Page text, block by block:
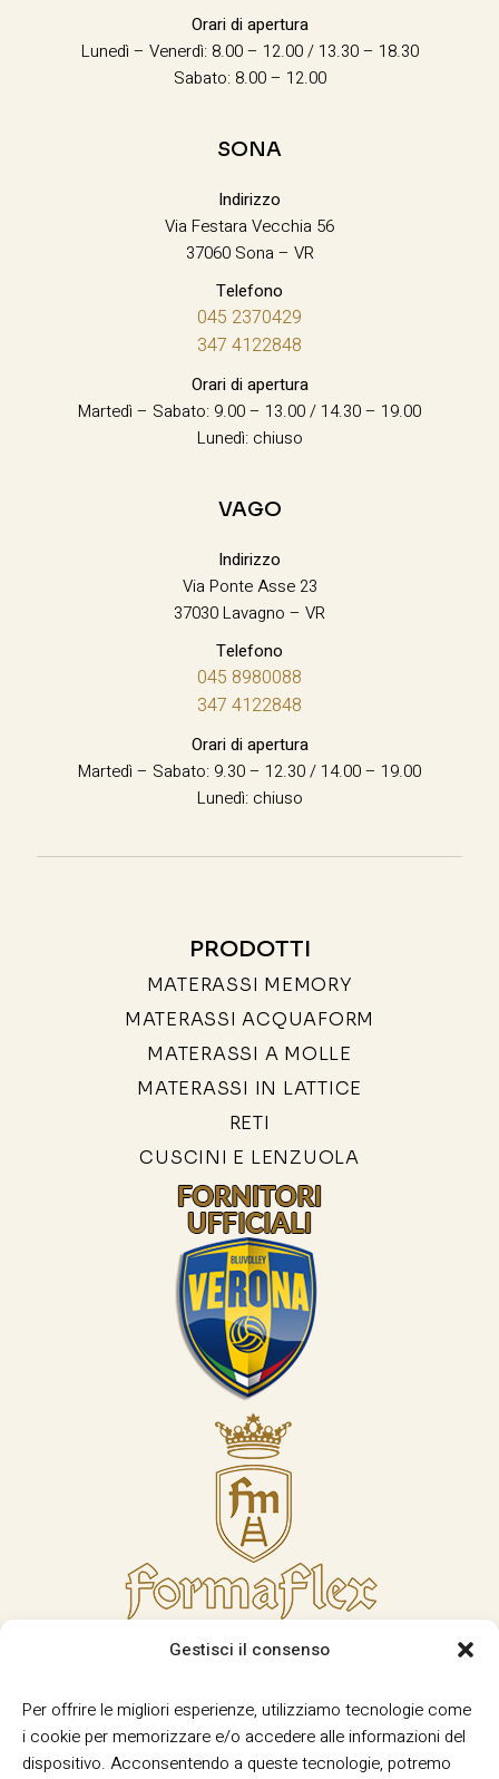
Gestisci il consenso
Per offrire le migliori esperienze, utilizziamo tecnologie come
i cookie per memorizzare e/o accedere alle informazioni del
dispositivo. Acconsentendo a queste tecnologie, potremo
Orari di apertura
Lunedì – Venerdì: 8.00 – 12.00 / 13.30 – 18.30
Sabato: 8.00 – 12.00
SONA
Indirizzo
Via Festara Vecchia 56
37060 Sona – VR
Telefono
045 2370429
347 4122848
Orari di apertura
Martedì – Sabato: 9.00 – 13.00 / 14.30 – 19.00
Lunedì: chiuso
VAGO
Indirizzo
Via Ponte Asse 23
37030 Lavagno – VR
Telefono
045 8980088
347 4122848
Orari di apertura
Martedì – Sabato: 9.30 – 12.30 / 14.00 – 19.00
Lunedì: chiuso
PRODOTTI
MATERASSI MEMORY
MATERASSI ACQUAFORM
MATERASSI A MOLLE
MATERASSI IN LATTICE
RETI
CUSCINI E LENZUOLA